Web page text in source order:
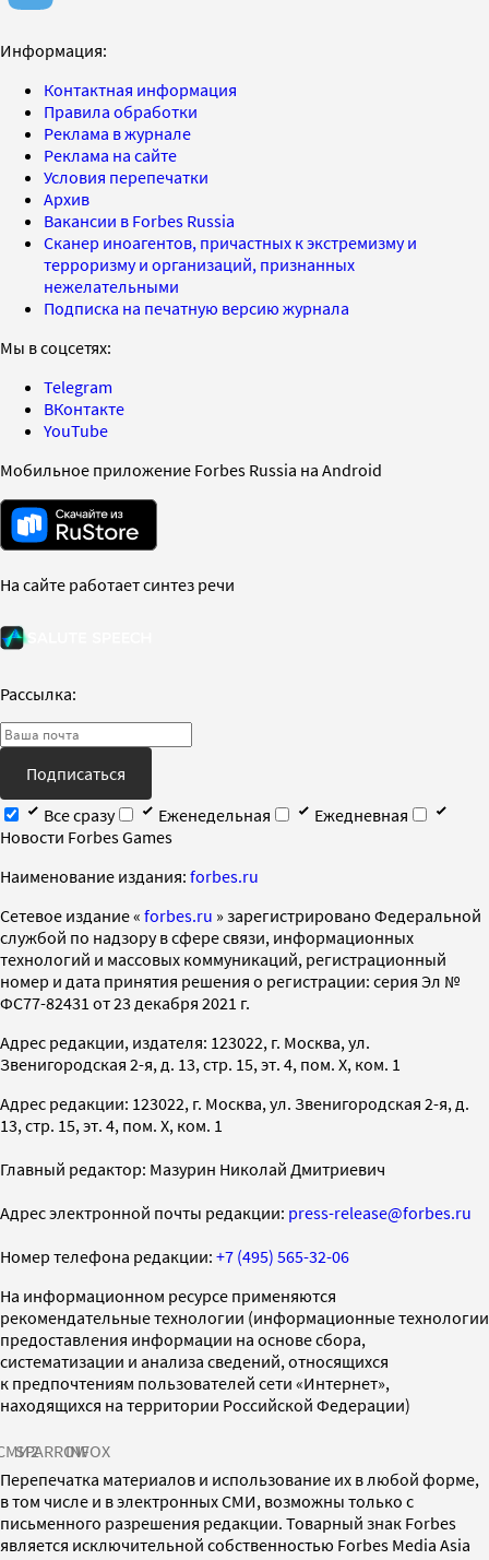
Информация:
Контактная информация
Правила обработки
Реклама в журнале
Реклама на сайте
Условия перепечатки
Архив
Вакансии в Forbes Russia
Сканер иноагентов, причастных к экстремизму и
терроризму и организаций, признанных
нежелательными
Подписка на печатную версию журнала
Мы в соцсетях:
Telegram
ВКонтакте
YouTube
Мобильное приложение Forbes Russia на Android
На сайте работает синтез речи
Рассылка:
Подписаться
Все сразу
Еженедельная
Ежедневная
Новости Forbes Games
Наименование издания: forbes.ru
Cетевое издание « forbes.ru » зарегистрировано Федеральной
службой по надзору в сфере связи, информационных
технологий и массовых коммуникаций, регистрационный
номер и дата принятия решения о регистрации: серия Эл №
ФС77-82431 от 23 декабря 2021 г.
Адрес редакции, издателя: 123022, г. Москва, ул.
Звенигородская 2-я, д. 13, стр. 15, эт. 4, пом. X, ком. 1
Адрес редакции: 123022, г. Москва, ул. Звенигородская 2-я, д.
13, стр. 15, эт. 4, пом. X, ком. 1
Главный редактор: Мазурин Николай Дмитриевич
Адрес электронной почты редакции: press-release@forbes.ru
Номер телефона редакции: +7 (495) 565-32-06
На информационном ресурсе применяются
рекомендательные технологии (информационные технологии
предоставления информации на основе сбора,
систематизации и анализа сведений, относящихся
к предпочтениям пользователей сети «Интернет»,
находящихся на территории Российской Федерации)
SPARROWINFOX
Перепечатка материалов и использование их в любой форме,
в том числе и в электронных СМИ, возможны только с
письменного разрешения редакции. Товарный знак Forbes
является исключительной собственностью Forbes Media Asia